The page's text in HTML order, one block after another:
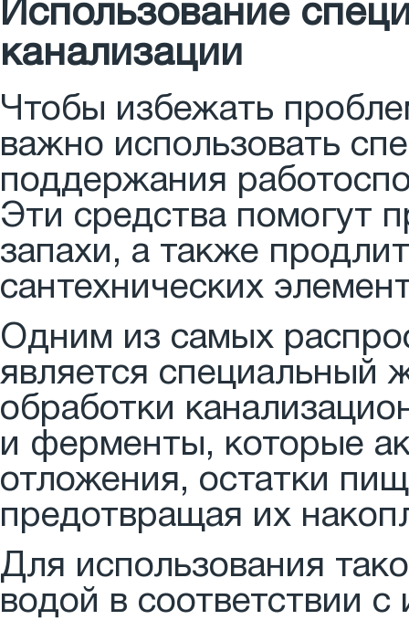
Использование
канализации
Чтобы избежать
важно использовать
поддержания
Эти средства помогут
запахи, а также
сантехнических
Одним из самых
является специальный
обработки
и ферменты, которые
отложения, остатки
предотвращая их
Для использования
водой в соответствии с